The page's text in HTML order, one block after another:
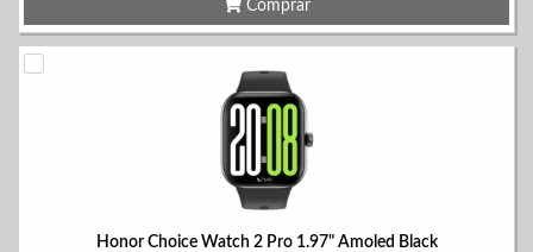
Comprar
Honor Choice Watch 2 Pro 1.97" Amoled Black